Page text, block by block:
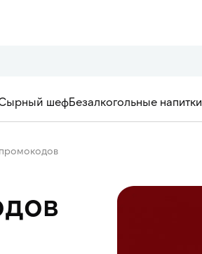
шефБезалкогольные напитки